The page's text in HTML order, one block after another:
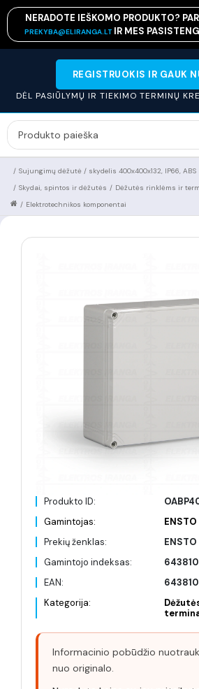
NERADOTE IEŠKOMO PRODUKTO?
PREKYBA@ELIRANGA.LT IR MES
REGISTRUOKIS IR GAUK
DĖL PASIŪLYMŲ IR TIEKIMO TERMINŲ
Sujungimų dėžutė / skydelis 400x400x132, IP66, ABS
/
Dėžutės rinklėms ir
/
Skydai, spintos ir dėžutės
/
Elektrotechnikos komponentai
/
Produkto ID:
Gamintojas:
ENSTO
Prekių ženklas:
ENSTO
Gamintojo indeksas:
EAN:
Kategorija:
Informacinio pobūdžio
nuo originalo.